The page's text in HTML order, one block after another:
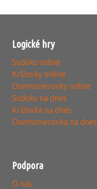
Logické hry
Sudoku online
Krížovky online
Osemsmerovky online
Sudoku na dnes
Krížovka na dnes
Osemsmerovka na dnes
Podpora
O nás